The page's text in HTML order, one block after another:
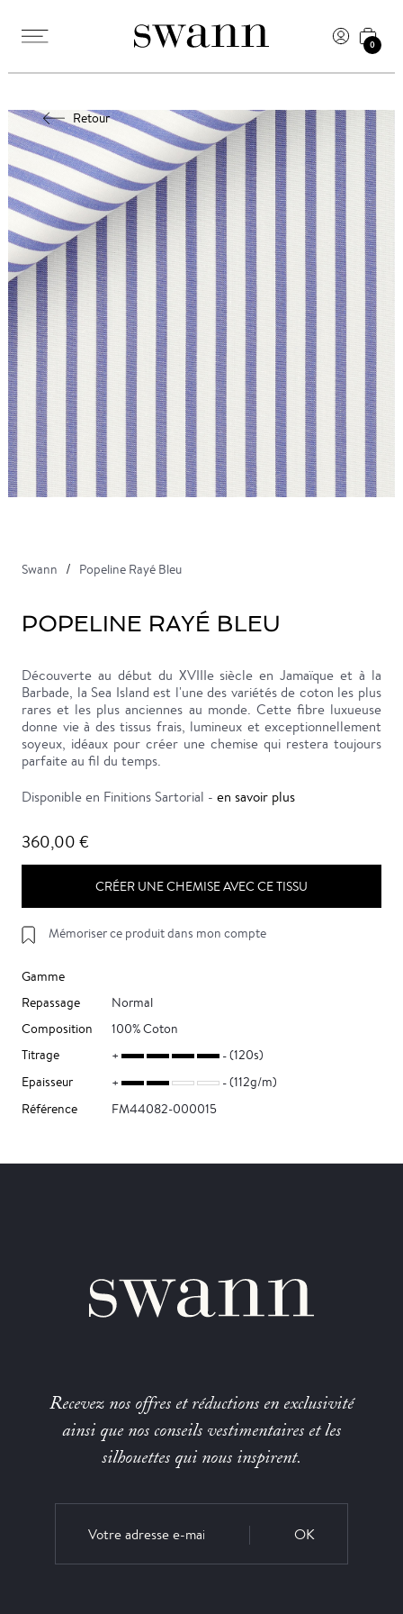
0
Retour
Swann Popeline Rayé Bleu
POPELINE RAYÉ BLEU
Découverte au début du XVIIIe siècle en Jamaïque et à la
Barbade, la Sea Island est l'une des variétés de coton les plus
rares et les plus anciennes au monde. Cette fibre luxueuse
donne vie à des tissus frais, lumineux et exceptionnellement
soyeux, idéaux pour créer une chemise qui restera toujours
parfaite au fil du temps.
Disponible en Finitions Sartorial - en savoir plus
360,00 €
CRÉER UNE CHEMISE AVEC CE TISSU
Mémoriser ce produit dans mon compte
Gamme
Repassage
Normal
Composition
100% Coton
Titrage
(120s)
Epaisseur
(112g/m)
Référence
FM44082-000015
Recevez nos offres et réductions en exclusivité
ainsi que nos conseils vestimentaires et les
silhouettes qui nous inspirent.
OK